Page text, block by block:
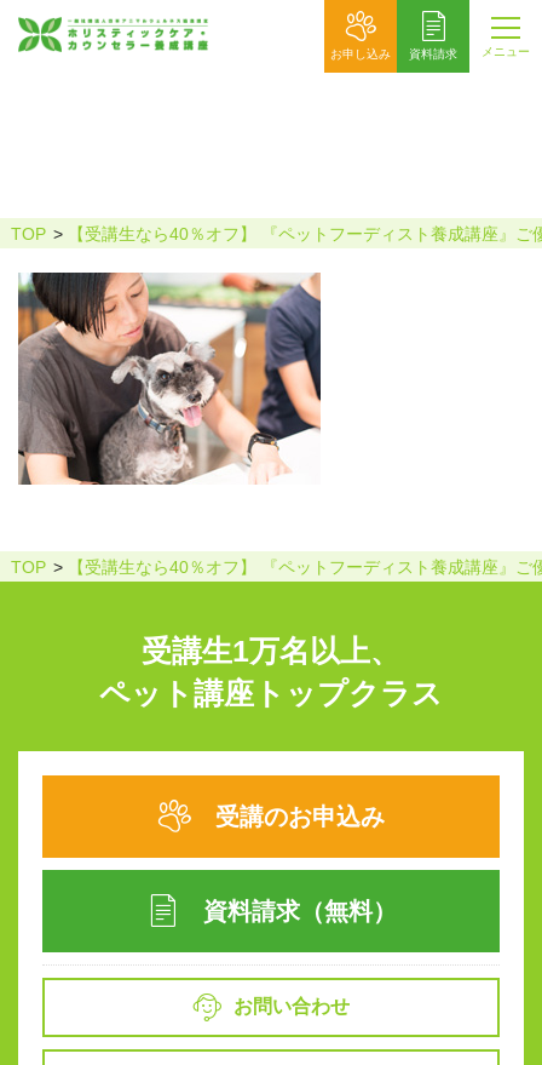
お申し込み 資料請求 メニュー
TOP 【受講生なら40％オフ】 『ペットフーディスト養成講座』ご
TOP 【受講生なら40％オフ】 『ペットフーディスト養成講座』ご
受講生1万名以上、
ペット講座トップクラス
受講のお申込み
資料請求（無料）
お問い合わせ